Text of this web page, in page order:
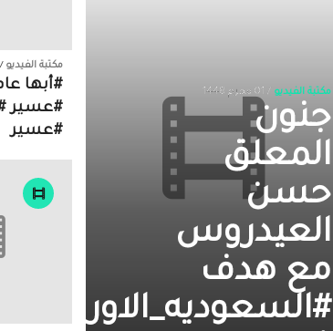
مكتبة الفيديو / 01 محرم 1448
جنون
المعلق
حسن
العيدروس
مع هدف
#السعوديه_الاوروغواي
مكتبة الفيديو / 29 ربيع الثاني 1446
#عسير
#عسير